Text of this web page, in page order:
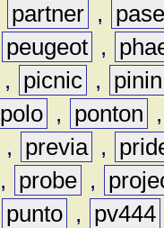
partner ,
peugeot ,
, picnic , pinin
polo , ponton ,
, previa ,
, probe ,
punto , pv444